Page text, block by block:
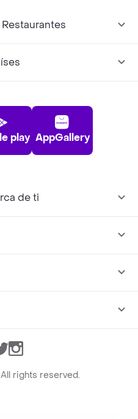
play AppGallery
de ti
TwitterInstagram
rights reserved.